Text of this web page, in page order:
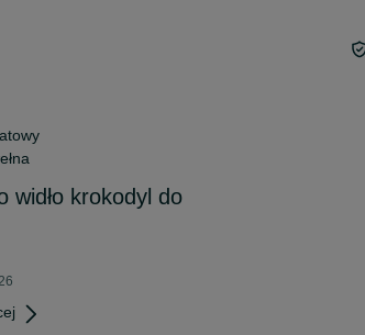
widło krokodyl do